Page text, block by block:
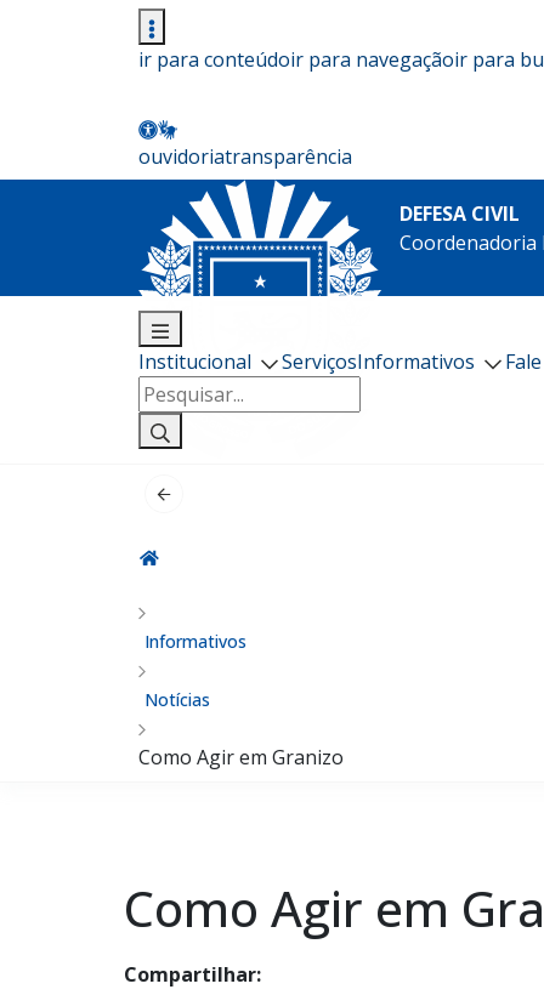
ir para conteúdoir para navegaçãoir para
ouvidoriatransparência
DEFESA CIVIL
Coordenadoria
Institucional ServiçosInformativos
Pesquisar
por:
Informativos
Notícias
Como Agir em Granizo
Como Agir em
Compartilhar: